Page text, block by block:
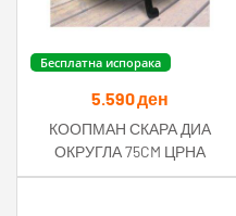
Бесплатна испорака
5.590ден
КООПМАН СКАРА ДИА
ОКРУГЛА 75CM ЦРНА